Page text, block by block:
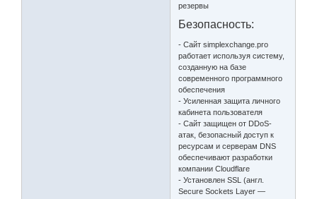
резервы
Безопасность:
- Сайт simplexchange.pro
работает используя систему,
созданную на базе
современного программного
обеспечения
- Усиленная защита личного
кабинета пользователя
- Сайт защищен от DDoS-
атак, безопасный доступ к
ресурсам и серверам DNS
обеспечивают разработки
компании Cloudflare
- Установлен SSL (англ.
Secure Sockets Layer —